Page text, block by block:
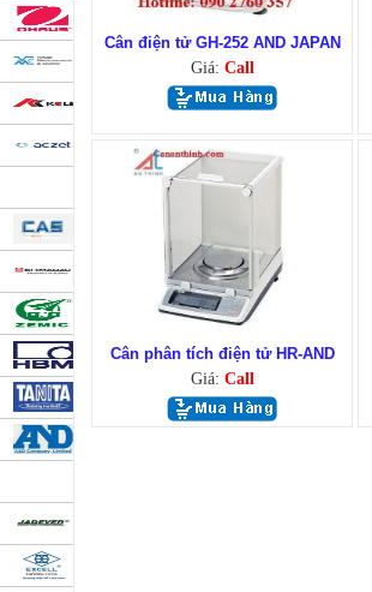
Cân điện tử GH-252 AND JAPAN
Giá: Call
Cân phân tích điện tử HR-AND
Giá: Call